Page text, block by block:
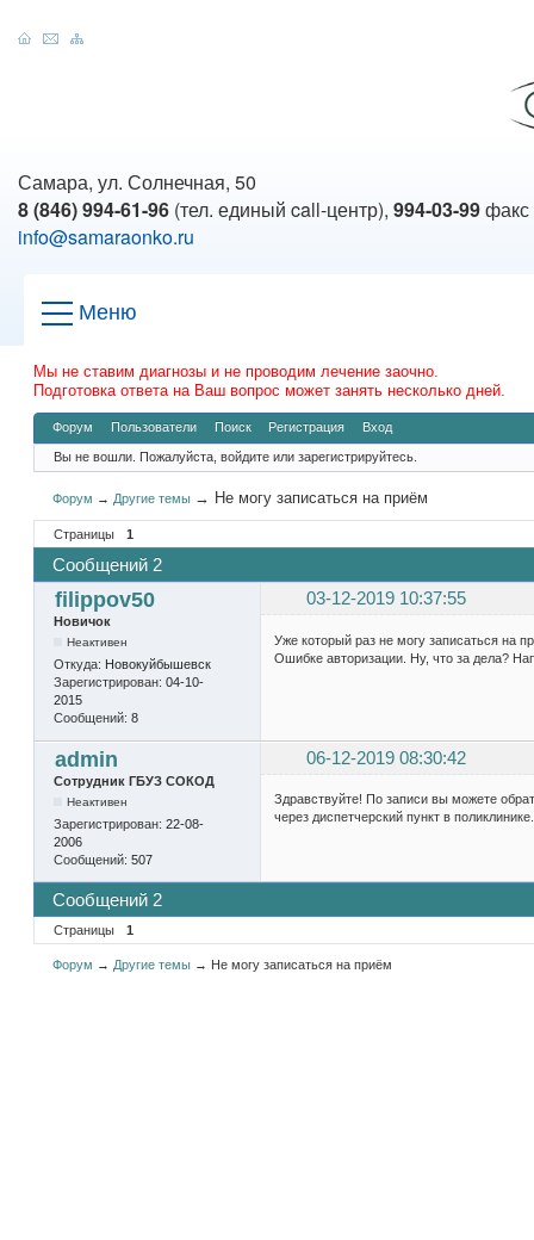
Самара, ул. Солнечная, 50
8 (846) 994-61-96 (тел. единый call-центр), 994-03-99факс
info@samaraonko.ru
Меню
Мы не ставим диагнозы и не проводим лечение заочно.
Подготовка ответа на Ваш вопрос может занять несколько дней.
Форум Пользователи Поиск Регистрация Вход
Вы не вошли. Пожалуйста, войдите или зарегистрируйтесь.
Форум → Другие темы → Не могу записаться на приём
Страницы 1
Сообщений 2
filippov50 03-12-2019 10:37:55
Новичок
Неактивен
Откуда: Новокуйбышевск
Зарегистрирован: 04-10-
2015
Сообщений: 8
Уже который раз не могу записаться на
Ошибке авторизации. Ну, что за дела?
admin 06-12-2019 08:30:42
Сотрудник ГБУЗ СОКОД
Неактивен
Зарегистрирован: 22-08-
2006
Сообщений: 507
Здравствуйте! По записи вы можете
через диспетчерский пункт в поликлинике.
Сообщений 2
Страницы 1
Форум → Другие темы → Не могу записаться на приём